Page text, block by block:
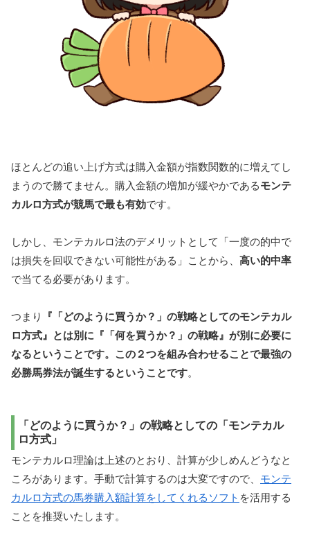
ほとんどの追い上げ方式は購入金額が指数関数的に増えてし
まうので勝てません。購入金額の増加が緩やかであるモンテ
カルロ方式が競馬で最も有効です。
しかし、モンテカルロ法のデメリットとして「一度の的中で
は損失を回収できない可能性がある」ことから、 高い的中率
で当てる必要があります。
つまり
『「どのように買うか？」の戦略としてのモンテカル
ロ方式』とは別に『「何を買うか？」の戦略』が別に必要に
なるということです。この２つを組み合わせることで最強の
必勝馬券法が誕生するということです。
「どのように買うか？」の戦略としての「モンテカル
ロ方式」
モンテカルロ理論は上述のとおり、計算が少しめんどうなと
ころがあります。手動で計算するのは大変ですので、 モンテ
カルロ方式の馬券購入額計算をしてくれるソフト を活用する
ことを推奨いたします。